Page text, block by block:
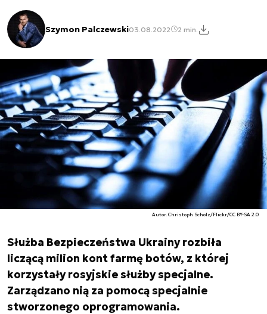
Szymon Palczewski03.08.2022 2 min.
Autor. Christoph Scholz/Flickr/CC BY-SA 2.0
Służba Bezpieczeństwa Ukrainy rozbiła
liczącą milion kont farmę botów, z której
korzystały rosyjskie służby specjalne.
Zarządzano nią za pomocą specjalnie
stworzonego oprogramowania.